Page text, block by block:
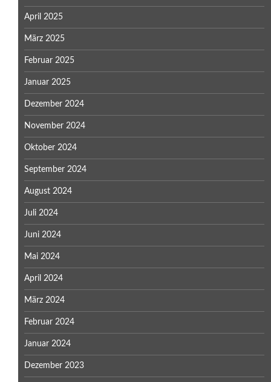
April 2025
März 2025
Februar 2025
Januar 2025
Dezember 2024
November 2024
Oktober 2024
September 2024
August 2024
Juli 2024
Juni 2024
Mai 2024
April 2024
März 2024
Februar 2024
Januar 2024
Dezember 2023